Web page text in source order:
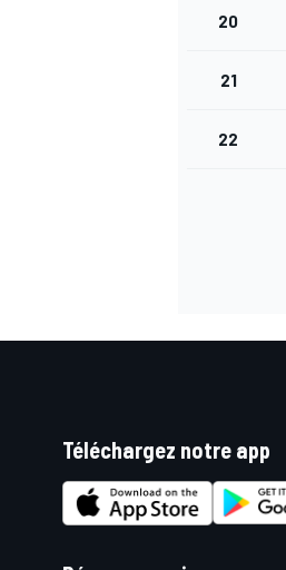
20
21
22
Téléchargez notre app